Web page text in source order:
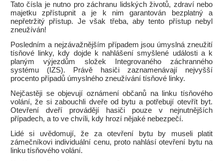
Tato čísla je nutno pro záchranu lidských životů, zdraví nebo
majetku zpřístupnit a je k nim garantován bezplatný a
nepřetržitý přístup. Je však třeba, aby tento přístup nebyl
zneužíván!
Posledním a nejzávažnějším případem jsou úmyslná zneužití
tísňové linky, kdy dojde k nahlášení smyšlené události a k
planým výjezdům složek Integrovaného záchranného
systému (IZS). Právě hasiči zaznamenávají nejvyšší
procento případů úmyslného zneužívání tísňové linky.
Nejčastěji se objevují oznámení občanů na linku tísňového
volání, že si zabouchli dveře od bytu a potřebují otevřít byt.
Otevření dveří provádějí hasiči pouze v nejnutnějších
případech, a to ve chvíli, kdy hrozí nějaké nebezpečí.
Lidé si uvědomují, že za otevření bytu by museli platit
zámečníkovi individuální cenu, proto nahlásí otevření bytu na
linku tísňového volání.